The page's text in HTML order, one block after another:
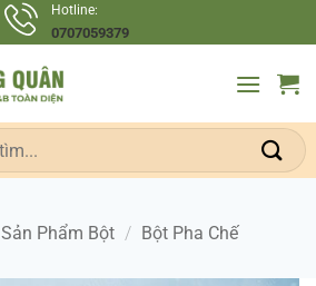
Hotline:
0707059379
Sản Phẩm Bột / Bột Pha Chế